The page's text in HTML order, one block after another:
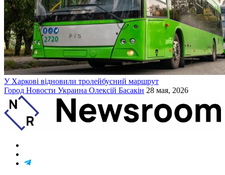
У Харкові відновили тролейбусний маршрут
Город Новости Украина Олексій Басакін 28 мая, 2026